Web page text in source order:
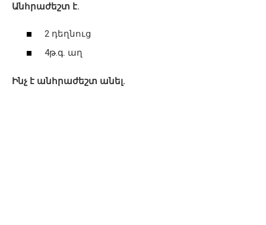
Անհրաժեշտ է.
2 դեղնուց
4թ.գ. աղ
Ինչ է անհրաժեշտ անել.